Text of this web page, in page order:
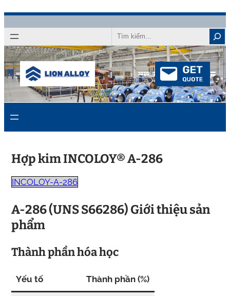
đến
nội
dung
Tìm
kiếm
Hợp kim INCOLOY® A-286
INCOLOY-A-286
A-286 (UNS S66286) Giới thiệu sản
phẩm
Thành phần hóa học
Yếu tố Thành phần (%)